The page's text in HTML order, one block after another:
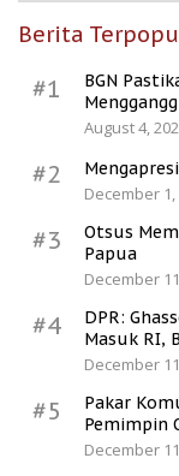
Berita
#1
BGN
August 4,
#2
December 1,
#3
Otsus
Papua
December
#4
DPR:
Masuk RI,
December
#5
Pakar
Pemimpin
December